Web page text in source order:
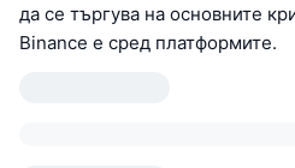
да се търгува на основните
Binance е сред платформите.